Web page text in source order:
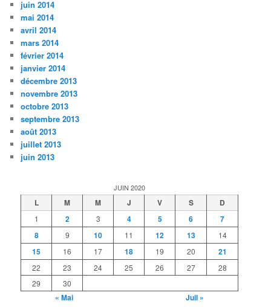
juin 2014
mai 2014
avril 2014
mars 2014
février 2014
janvier 2014
décembre 2013
novembre 2013
octobre 2013
septembre 2013
août 2013
juillet 2013
juin 2013
JUIN 2020
L M M J V S D
1 2 3 4 5 6
7
8
9 10 11 12 13 14
15 16 17 18 19 20 21
22 23 24 25 26 27
28
29
30
« Mai Juil »